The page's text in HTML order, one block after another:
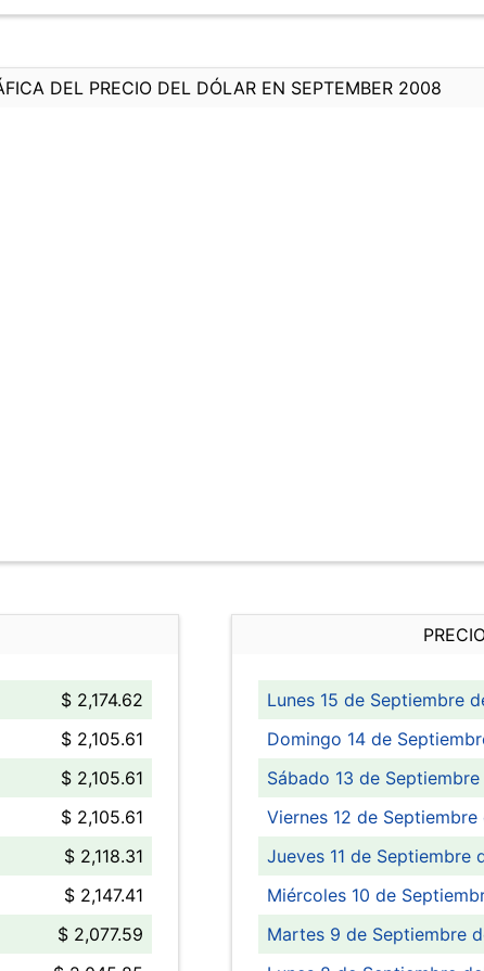
DEL PRECIO DEL DÓLAR EN SEPTEMBER 2008
$ 2,174.62
$ 2,105.61
$ 2,105.61
$ 2,105.61
$ 2,118.31
$ 2,147.41
$ 2,077.59
Lunes 15 de Septiembre
Domingo 14 de
Sábado 13 de
Viernes 12 de
Jueves 11 de Septiembre
Miércoles 10 de
Martes 9 de Septiembre